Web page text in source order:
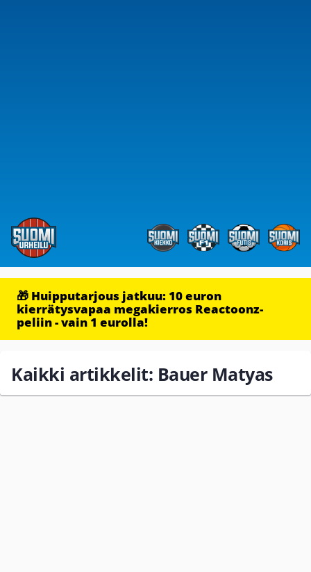
🎁 Huipputarjous jatkuu: 10 euron
kierrätysvapaa megakierros Reactoonz-
peliin - vain 1 eurolla!
Kaikki artikkelit: Bauer Matyas